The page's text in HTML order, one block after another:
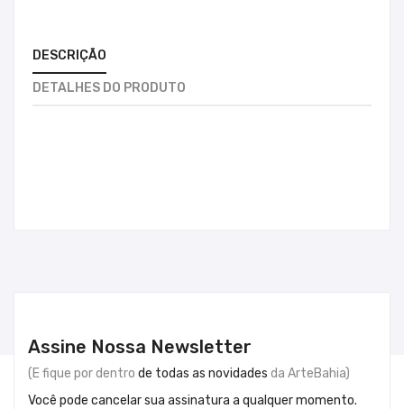
DESCRIÇÃO
DETALHES DO PRODUTO
Assine Nossa Newsletter
(E fique por dentro de todas as novidades da ArteBahia)
Você pode cancelar sua assinatura a qualquer momento.